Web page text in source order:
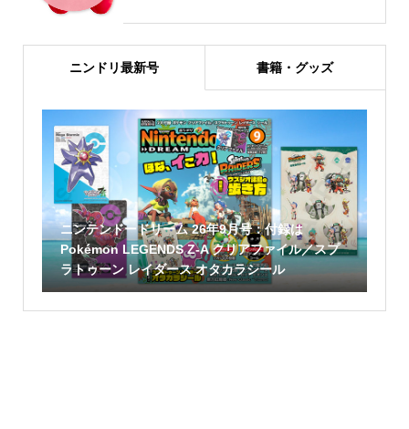
ニンドリ最新号 書籍・グッズ
ニンテンドードリーム 26年9月号：付録は
Pokémon LEGENDS Z-A クリアファイル／スプ
ラトゥーン レイダース オタカラシール